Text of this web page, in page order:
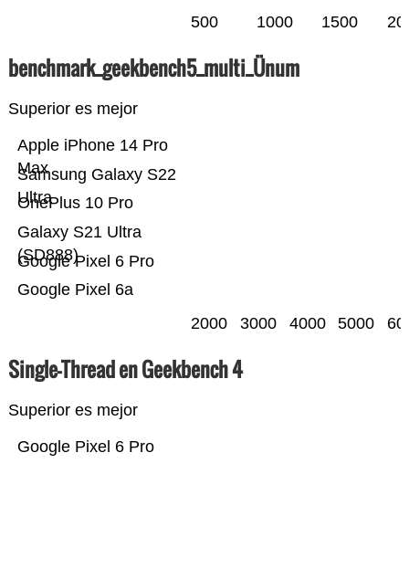
500 1000 1500
benchmark_geekbench5_multi_Ünum
Superior es mejor
Google Pixel 6a
Google Pixel 6 Pro
Galaxy S21 Ultra
(SD888)
OnePlus 10 Pro
Samsung Galaxy S22
Ultra
Apple iPhone 14 Pro
Max
2000 3000 4000 5000
Single-Thread en Geekbench 4
Superior es mejor
Google Pixel 6 Pro